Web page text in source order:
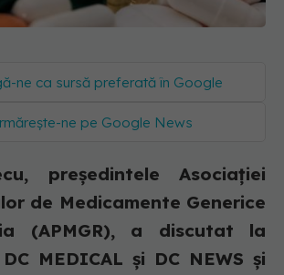
ne ca sursă preferată în Google
ne pe Google News
președintele Asociației
de Medicamente Generice
(APMGR), a discutat la
MEDICAL și DC NEWS și